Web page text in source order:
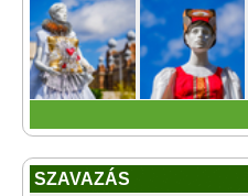
SZAVAZÁS